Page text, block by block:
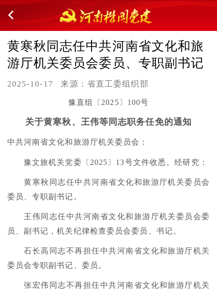
黄寒秋同志任中共河南省文化和旅
游厅机关委员会委员、专职副书记
2025-10-17 来源：省直工委组织部
豫直组〔2025〕100号
关于黄寒秋、王伟等同志职务任免的通知
中共河南省文化和旅游厅机关委员会：
豫文旅机关党委〔2025〕13号文件收悉。经研究：
黄寒秋同志任中共河南省文化和旅游厅机关委员会
委员、专职副书记。
王伟同志任中共河南省文化和旅游厅机关委员会委
员、副书记，机关纪律检查委员会委员、书记。
石长高同志不再担任中共河南省文化和旅游厅机关
委员会专职副书记、委员。
张宏伟同志不再担任中共河南省文化和旅游厅机关